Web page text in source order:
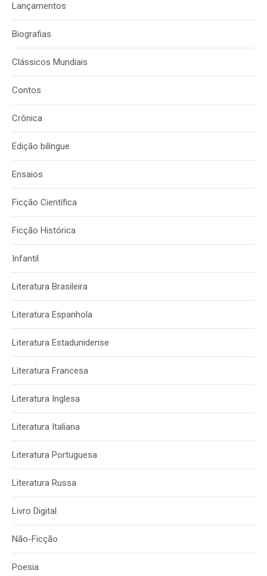
Lançamentos
Biografias
Clássicos Mundiais
Contos
Crônica
Edição bilíngue
Ensaios
Ficção Científica
Ficção Histórica
Infantil
Literatura Brasileira
Literatura Espanhola
Literatura Estadunidense
Literatura Francesa
Literatura Inglesa
Literatura Italiana
Literatura Portuguesa
Literatura Russa
Livro Digital
Não-Ficção
Poesia